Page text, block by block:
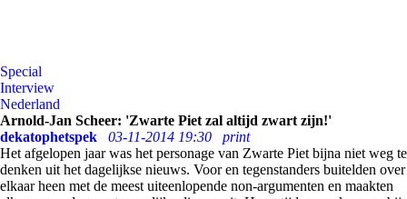
Special
Interview
Nederland
Arnold-Jan Scheer: 'Zwarte Piet zal altijd zwart zijn!'
dekatophetspek
03-11-2014 19:30
print
Het afgelopen jaar was het personage van Zwarte Piet bijna niet weg te
denken uit het dagelijkse nieuws. Voor en tegenstanders buitelden over
elkaar heen met de meest uiteenlopende non-argumenten en maakten